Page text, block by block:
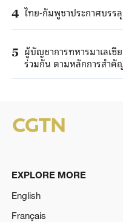
4 ไทย-กัมพูชาประกาศบรร
5 ผู้บัญชาการทหารมาเลเซี
ร่วมกัน ตามหลักการสำคั
EXPLORE MORE
English
Français